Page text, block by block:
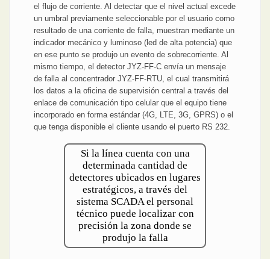
el flujo de corriente. Al detectar que el nivel actual excede
un umbral previamente seleccionable por el usuario como
resultado de una corriente de falla, muestran mediante un
indicador mecánico y luminoso (led de alta potencia) que
en ese punto se produjo un evento de sobrecorriente. Al
mismo tiempo, el detector JYZ-FF-C envía un mensaje
de falla al concentrador JYZ-FF-RTU, el cual transmitirá
los datos a la oficina de supervisión central a través del
enlace de comunicación tipo celular que el equipo tiene
incorporado en forma estándar (4G, LTE, 3G, GPRS) o el
que tenga disponible el cliente usando el puerto RS 232.
Si la línea cuenta con una
determinada cantidad de
detectores ubicados en lugares
estratégicos, a través del
sistema SCADA el personal
técnico puede localizar con
precisión la zona donde se
produjo la falla